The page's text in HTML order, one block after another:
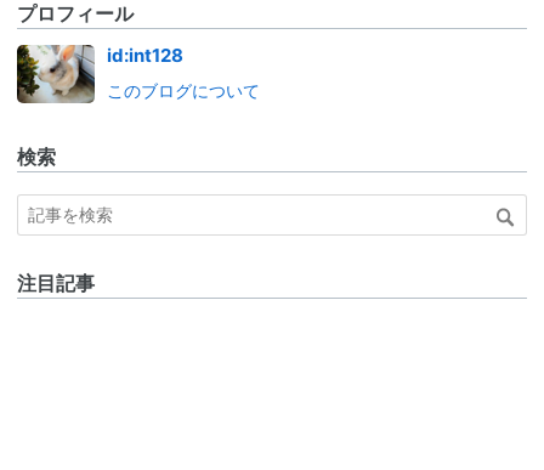
プロフィール
id:int128
このブログについて
検索
注目記事